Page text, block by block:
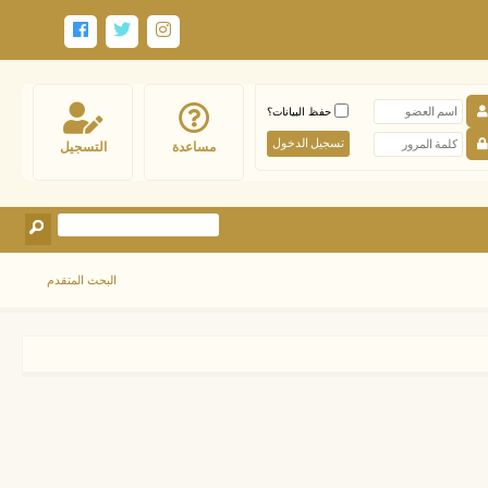
التسجيل مساعدة
حفظ البيانات؟
البحث المتقدم